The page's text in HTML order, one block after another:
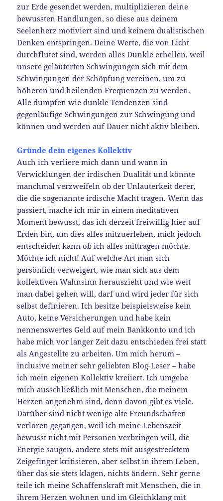
zur Erde gesendet werden, multiplizieren deine
bewussten Handlungen, so diese aus deinem
Seelenherz motiviert sind und keinem dualistischen
Denken entspringen. Deine Werte, die von Licht
durchflutet sind, werden alles Dunkle erhellen, weil
unsere geläuterten Schwingungen sich mit dem
Schwingungen der Schöpfung vereinen, um zu
höheren und heilenden Frequenzen zu werden.
Alle dumpfen wie dunkle Tendenzen sind
gegenläufige Schwingungen zur Schwingung und
können und werden auf Dauer nicht aktiv bleiben.
Gründe dein eigenes Kollektiv
Auch ich verliere mich dann und wann in
Verwicklungen der irdischen Dualität und könnte
manchmal verzweifeln ob der Unlauterkeit derer,
die die sogenannte irdische Macht tragen. Wenn das
passiert, mache ich mir in einem meditativen
Moment bewusst, das ich derzeit freiwillig hier auf
Erden bin, um dies alles mitzuerleben, mich jedoch
entscheiden kann ob ich alles mittragen möchte.
Möchte ich nicht! Auf welche Art man sich
persönlich verweigert, wie man sich aus dem
kollektiven Wahnsinn herauszieht und wie weit
man dabei gehen will, darf und wird jeder für sich
selbst definieren. Ich besitze beispielsweise kein
Auto, keine Versicherungen und habe kein
nennenswertes Geld auf mein Bankkonto und ich
habe mich vor langer Zeit dazu entschieden frei statt
als Angestellte zu arbeiten. Um mich herum –
inclusive meiner sehr geliebten Blog-Leser – habe
ich mein eigenen Kollektiv kreiiert. Ich umgebe
mich ausschließlich mit Menschen, die meinem
Herzen angenehm sind, denn davon gibt es viele.
Darüber sind nicht wenige alte Freundschaften
verloren gegangen, weil ich meine Lebenszeit
bewusst nicht mit Personen verbringen will, die
Energie saugen, andere stets mit ausgestrecktem
Zeigefinger kritisieren, aber selbst in ihrem Leben,
über das sie stets klagen, nichts ändern. Sehr gerne
teile ich meine Schaffenskraft mit Menschen, die in
ihrem Herzen wohnen und im Gleichklang mit